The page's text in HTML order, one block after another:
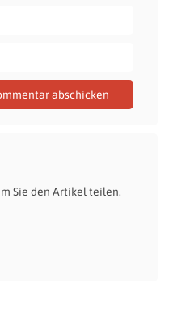
Sie den Artikel teilen.